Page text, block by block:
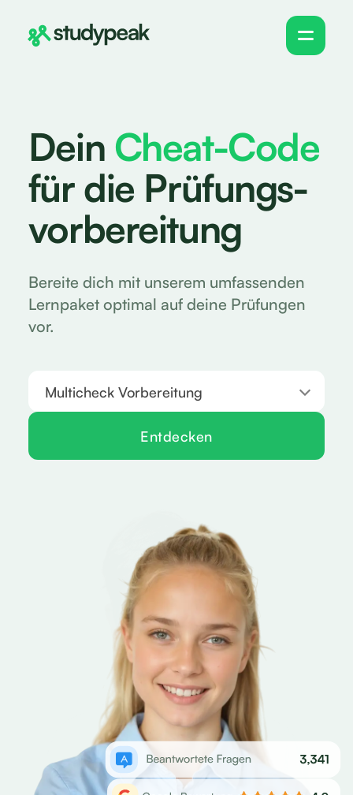
Dein Cheat-Code
für die Prüfungs-
vorbereitung
Bereite dich mit unserem umfassenden
Lernpaket optimal auf deine Prüfungen
vor.
Multicheck Vorbereitung
Entdecken